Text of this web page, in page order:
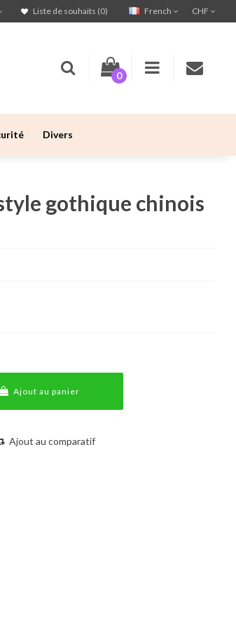
CHF
French
Liste de souhaits (0)
0
Divers
gothique chinois
Ajout au panier
Ajout au comparatif